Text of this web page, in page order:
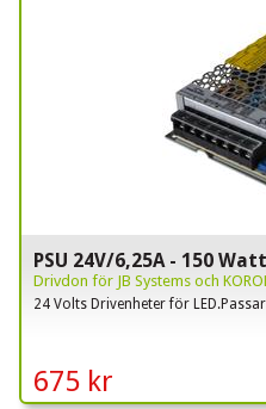
PSU 24V/6,25A - 150 Watt
675 kr
Drivdon för JB Systems och
24 Volts Drivenheter för